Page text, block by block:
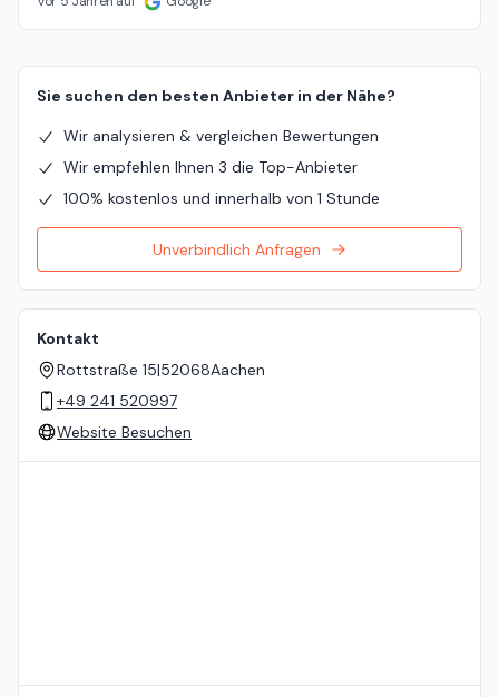
Sie suchen den besten Anbieter in der Nähe?
Wir analysieren & vergleichen Bewertungen
Wir empfehlen Ihnen 3 die Top-Anbieter
100% kostenlos und innerhalb von 1 Stunde
Unverbindlich Anfragen
Kontakt
Rottstraße 15|52068Aachen
+49 241 520997
Website Besuchen